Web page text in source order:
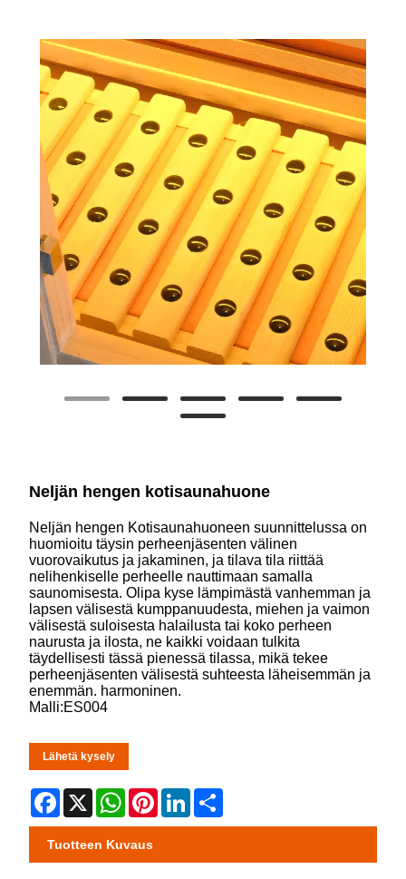
Neljän hengen kotisaunahuone
Neljän hengen Kotisaunahuoneen suunnittelussa on
huomioitu täysin perheenjäsenten välinen
vuorovaikutus ja jakaminen, ja tilava tila riittää
nelihenkiselle perheelle nauttimaan samalla
saunomisesta. Olipa kyse lämpimästä vanhemman ja
lapsen välisestä kumppanuudesta, miehen ja vaimon
välisestä suloisesta halailusta tai koko perheen
naurusta ja ilosta, ne kaikki voidaan tulkita
täydellisesti tässä pienessä tilassa, mikä tekee
perheenjäsenten välisestä suhteesta läheisemmän ja
enemmän. harmoninen.
Malli:ES004
Lähetä kysely
Facebook
X WhatsApp
PinterestLinkedIn
Tuotteen Kuvaus